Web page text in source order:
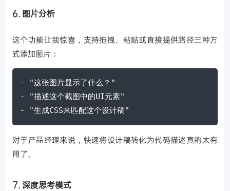
6. 图片分析
这个功能让我惊喜，支持拖拽、粘贴或直接提供路径三种方
式添加图片：
- "这张图片显示了什么？"
- "描述这个截图中的UI元素"
- "生成CSS来匹配这个设计稿"
对于产品经理来说，快速将设计稿转化为代码描述真的太有
用了。
7. 深度思考模式